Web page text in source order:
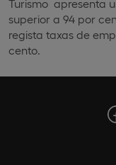
Turismo apresenta
superior a 94 por
regista taxas de
cento.